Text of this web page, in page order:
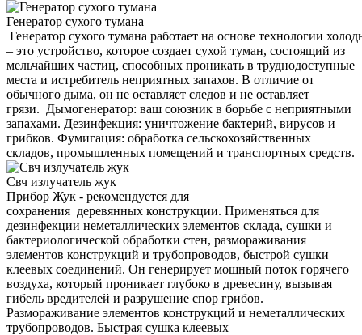
Генератор сухого тумана
Генератор сухого тумана работает на основе технологии
– это устройство, которое создает сухой туман, состоящий из
мельчайших частиц, способных проникать в труднодоступные
места и истребитель неприятных запахов. В отличие от
обычного дыма, он не оставляет следов и не оставляет
грязи. Дымогенератор: ваш союзник в борьбе с неприятными
запахами. Дезинфекция: уничтожение бактерий, вирусов и
грибков. Фумигация: обработка сельскохозяйственных
складов, промышленных помещений и транспортных средств.
Свч излучатель жук
Прибор Жук - рекомендуется для
сохранения деревянных конструкции. Применяться для
дезинфекции неметаллических элементов склада, сушки и
бактериологической обработки стен, размораживания
элементов конструкций и трубопроводов, быстрой сушки
клеевых соединений. Он генерирует мощный поток горячего
воздуха, который проникает глубоко в древесину, вызывая
гибель вредителей и разрушение спор грибов.
Размораживание элементов конструкций и неметаллических
трубопроводов. Быстрая сушка клеевых